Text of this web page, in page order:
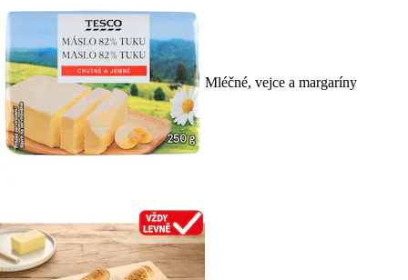
Mléčné, vejce a margaríny